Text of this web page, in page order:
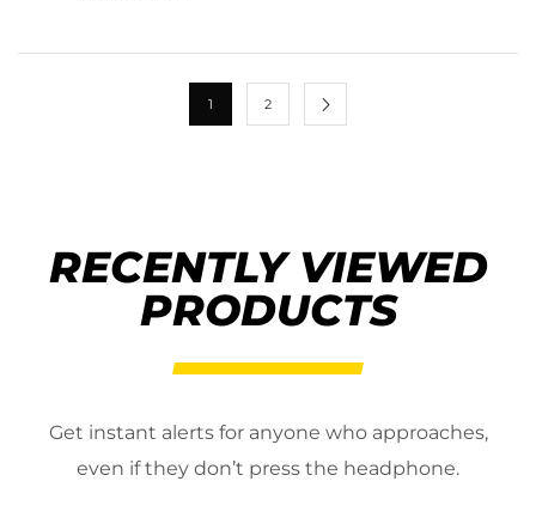
1 2
RECENTLY VIEWED
PRODUCTS
Get instant alerts for anyone who approaches,
even if they don’t press the headphone.